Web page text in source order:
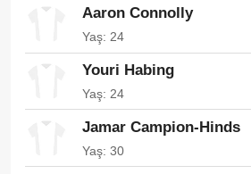
Aaron Connolly
Yaş: 24
Youri Habing
Yaş: 24
Jamar Campion-Hinds
Yaş: 30